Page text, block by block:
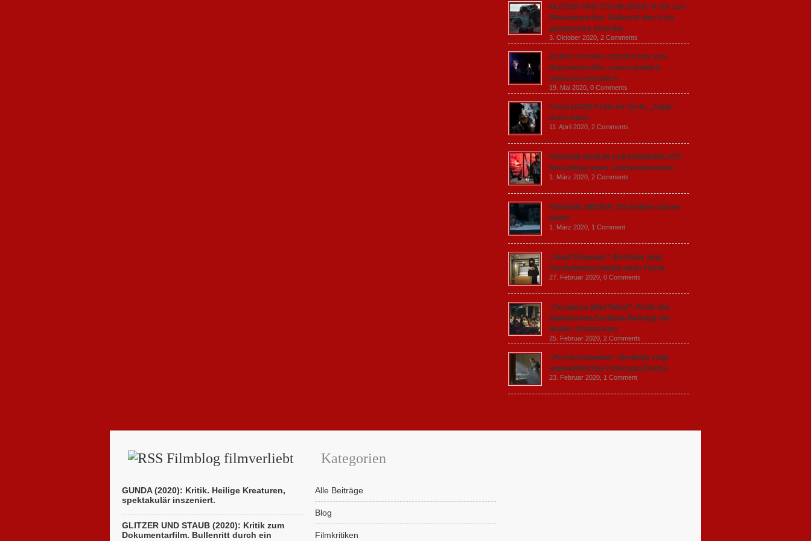
GLITZER UND STAUB (2020): Kritik zum
Dokumentarfilm. Bullenritt durch ein
gespaltenes Amerika.
3. Oktober 2020, 2 Comments
Endlich Tacheles (2020) Kritik zum
Dokumentarfilm: unverständlich,
unmissverständlich.
19. Mai 2020, 0 Comments
Freud (2020) Kritik zur Serie: „Siggi“
dreht durch
11. April 2020, 2 Comments
Filmkritik BERLIN ALEXANDERPLATZ:
Neuauflage eines Jahrhundertwerks
1. März 2020, 2 Comments
Filmkritik SIBERIA: Die Geister tanzen
weiter
1. März 2020, 1 Comment
„Saudi Runaway“: Berlinale zeigt
Handydokumentation einer Flucht
27. Februar 2020, 0 Comments
„Favolacce (Bad Tales)“: Kritik des
italienischen Berlinale-Beitrags der
Brüder D’Innocenzo
25. Februar 2020, 2 Comments
„Persischstunden“: Berlinale zeigt
ungewöhnliches Holocaust-Drama
23. Februar 2020, 1 Comment
Filmblog filmverliebt
GUNDA (2020): Kritik. Heilige Kreaturen,
spektakulär inszeniert.
GLITZER UND STAUB (2020): Kritik zum
Dokumentarfilm. Bullenritt durch ein
Kategorien
Alle Beiträge
Blog
Filmkritiken